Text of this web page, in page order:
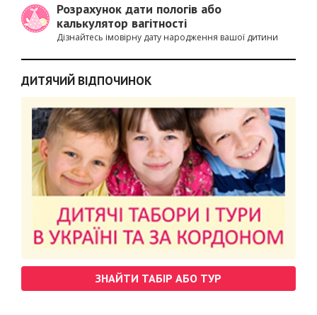
Розрахунок дати пологів або
калькулятор вагітності
Дізнайтесь імовірну дату народження вашої дитини
ДИТЯЧИЙ ВІДПОЧИНОК
ЗНАЙТИ ТАБІР АБО ТУР